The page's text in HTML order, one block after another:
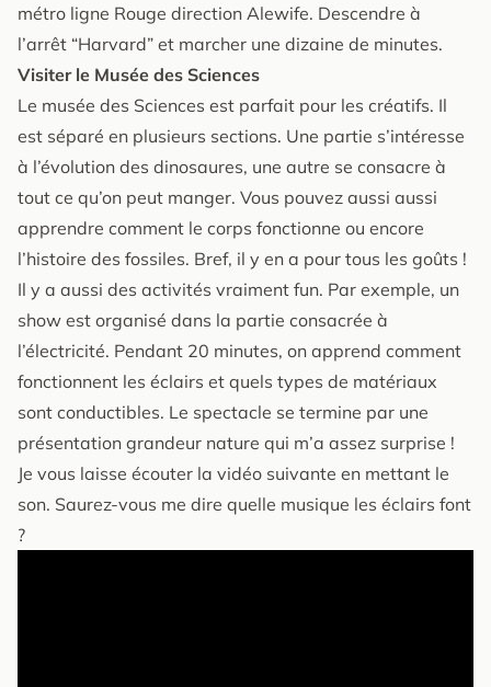
métro ligne Rouge direction Alewife. Descendre à
l’arrêt “Harvard” et marcher une dizaine de minutes.
Visiter le Musée des Sciences
Le musée des Sciences est parfait pour les créatifs. Il
est séparé en plusieurs sections. Une partie s’intéresse
à l’évolution des dinosaures, une autre se consacre à
tout ce qu’on peut manger. Vous pouvez aussi aussi
apprendre comment le corps fonctionne ou encore
l’histoire des fossiles. Bref, il y en a pour tous les goûts !
Il y a aussi des activités vraiment fun. Par exemple, un
show est organisé dans la partie consacrée à
l’électricité. Pendant 20 minutes, on apprend comment
fonctionnent les éclairs et quels types de matériaux
sont conductibles. Le spectacle se termine par une
présentation grandeur nature qui m’a assez surprise !
Je vous laisse écouter la vidéo suivante en mettant le
son. Saurez-vous me dire quelle musique les éclairs font
?